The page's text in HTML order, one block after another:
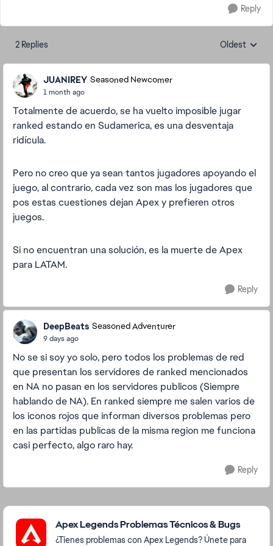
Reply
2 Replies Replies
Oldest
JUANIREY Seasoned Newcomer
1 month ago
Totalmente de acuerdo, se ha vuelto imposible jugar
ranked estando en Sudamerica, es una desventaja
ridícula.
Pero no creo que ya sean tantos jugadores apoyando el
juego, al contrario, cada vez son mas los jugadores que
pos estas cuestiones dejan Apex y prefieren otros
juegos.
Si no encuentran una solución, es la muerte de Apex
para LATAM.
Reply
DeepBeats Seasoned Adventurer
9 days ago
No se si soy yo solo, pero todos los problemas de red
que presentan los servidores de ranked mencionados
en NA no pasan en los servidores publicos (Siempre
hablando de NA). En ranked siempre me salen varios de
los iconos rojos que informan diversos problemas pero
en las partidas publicas de la misma region me funciona
casi perfecto, algo raro hay.
Reply
Featured Places
Apex Legends Problemas Técnicos & Bugs
¿Tienes problemas con Apex Legends? Únete para